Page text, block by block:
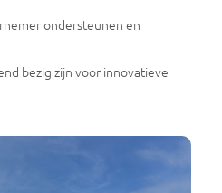
ondersteunen en
bezig zijn voor innovatieve